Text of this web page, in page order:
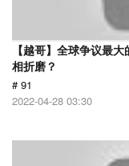
【越哥】全球争议最
相折磨？
# 91
2022-04-28 03:30